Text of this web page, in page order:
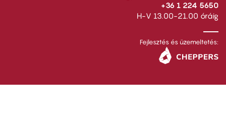
+36 1 224 5650
H-V 13.00-21.00 óráig
Fejlesztés és üzemeltetés: